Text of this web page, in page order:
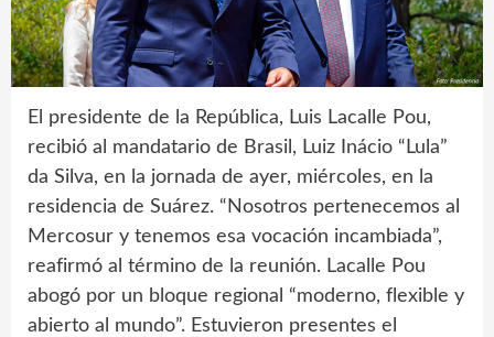
El presidente de la República, Luis Lacalle Pou,
recibió al mandatario de Brasil, Luiz Inácio “Lula”
da Silva, en la jornada de ayer, miércoles, en la
residencia de Suárez. “Nosotros pertenecemos al
Mercosur y tenemos esa vocación incambiada”,
reafirmó al término de la reunión. Lacalle Pou
abogó por un bloque regional “moderno, flexible y
abierto al mundo”. Estuvieron presentes el